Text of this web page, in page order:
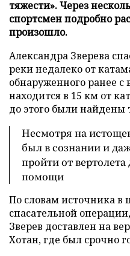
тяжести». Через
спортсмен подробно
произошло.
Александра Зверева
реки недалеко от
обнаруженного ранее с
находится в 15 км от
до этого были найдены
Несмотря на
был в сознании и
пройти от
помощи
По словам источника в
спасательной
Зверев доставлен на
Хотан, где был срочно